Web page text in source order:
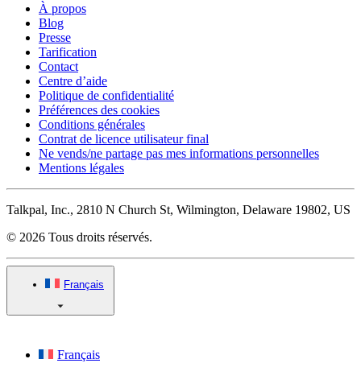
À propos
Blog
Presse
Tarification
Contact
Centre d’aide
Politique de confidentialité
Préférences des cookies
Conditions générales
Contrat de licence utilisateur final
Ne vends/ne partage pas mes informations personnelles
Mentions légales
Talkpal, Inc., 2810 N Church St, Wilmington, Delaware 19802, US
© 2026 Tous droits réservés.
Français
Français